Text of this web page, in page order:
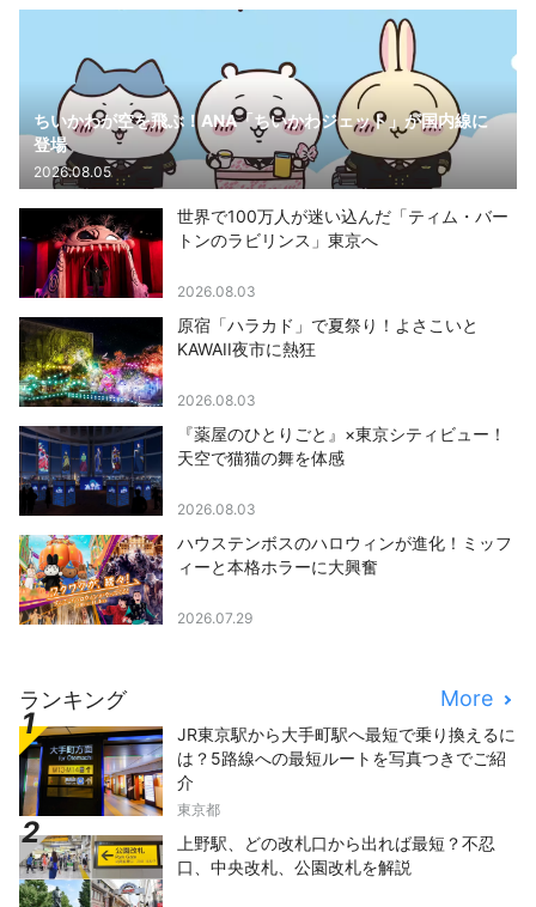
ちいかわが空を飛ぶ！ANA「ちいかわジェット」が国内線に
登場
2026.08.05
世界で100万人が迷い込んだ「ティム・バー
トンのラビリンス」東京へ
2026.08.03
原宿「ハラカド」で夏祭り！よさこいと
KAWAII夜市に熱狂
2026.08.03
『薬屋のひとりごと』×東京シティビュー！
天空で猫猫の舞を体感
2026.08.03
ハウステンボスのハロウィンが進化！ミッフ
ィーと本格ホラーに大興奮
2026.07.29
ランキング More
JR東京駅から大手町駅へ最短で乗り換えるに
は？5路線への最短ルートを写真つきでご紹
介
東京都
上野駅、どの改札口から出れば最短？不忍
口、中央改札、公園改札を解説